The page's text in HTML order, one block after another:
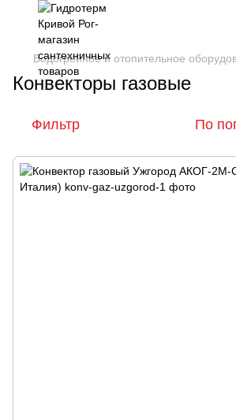
Водогрейное и отопительное
Конвекторы газовые
Фильтр По